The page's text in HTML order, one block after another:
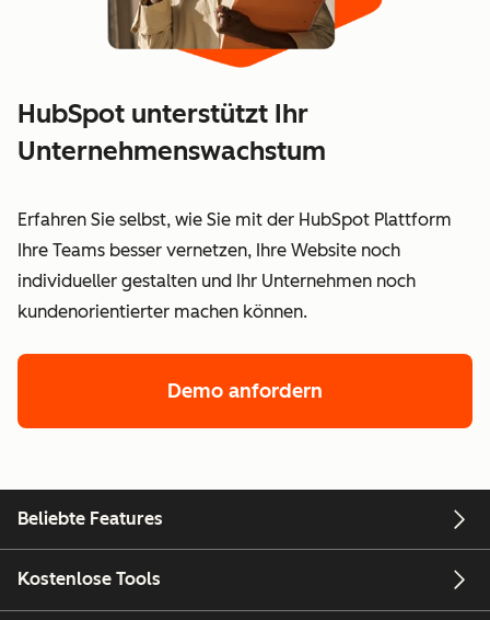
HubSpot unterstützt Ihr
Unternehmenswachstum
Erfahren Sie selbst, wie Sie mit der HubSpot Plattform
Ihre Teams besser vernetzen, Ihre Website noch
individueller gestalten und Ihr Unternehmen noch
kundenorientierter machen können.
Demo anfordern
Beliebte Features
Kostenlose Tools